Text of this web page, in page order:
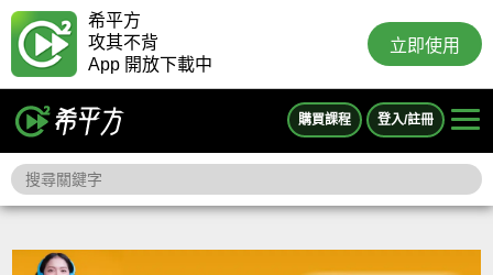
希平方
攻其不背
App 開放下載中
立即使用
購買課程 登入/註冊